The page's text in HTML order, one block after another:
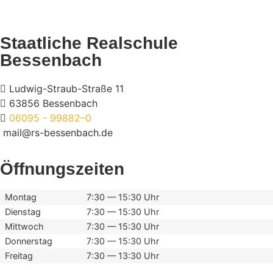
Staatliche Realschule
Bessenbach
Ludwig-Straub-Straße 11
63856 Bessenbach
06095 - 99882–0
mail@rs-bessenbach.de
Öffnungszeiten
Montag
7:30 — 15:30 Uhr
Dienstag
7:30 — 15:30 Uhr
Mittwoch
7:30 — 15:30 Uhr
Donnerstag
7:30 — 15:30 Uhr
Freitag
7:30 — 13:30 Uhr